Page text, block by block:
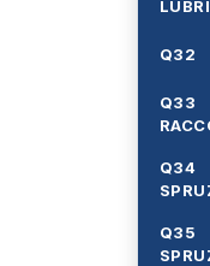
Q32
Q33
Q34
Q35